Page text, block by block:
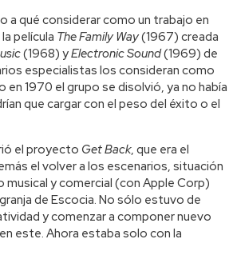
a qué considerar como un trabajo en
película The Family Way(1967) creada
(1968) yElectronic Sound(1969) de
especialistas los consideran como
1970 el grupo se disolvió, ya no había
que cargar con el peso del éxito o el
el proyecto Get Back, que era el
el volver a los escenarios, situación
y comercial (con Apple Corp)
de Escocia. No sólo estuvo de
y comenzar a componer nuevo
este. Ahora estaba solo con la